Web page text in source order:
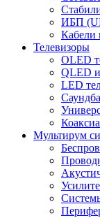
ИБП
Кабели
Телевизоры
OLED
QLED
LED
Мультирум